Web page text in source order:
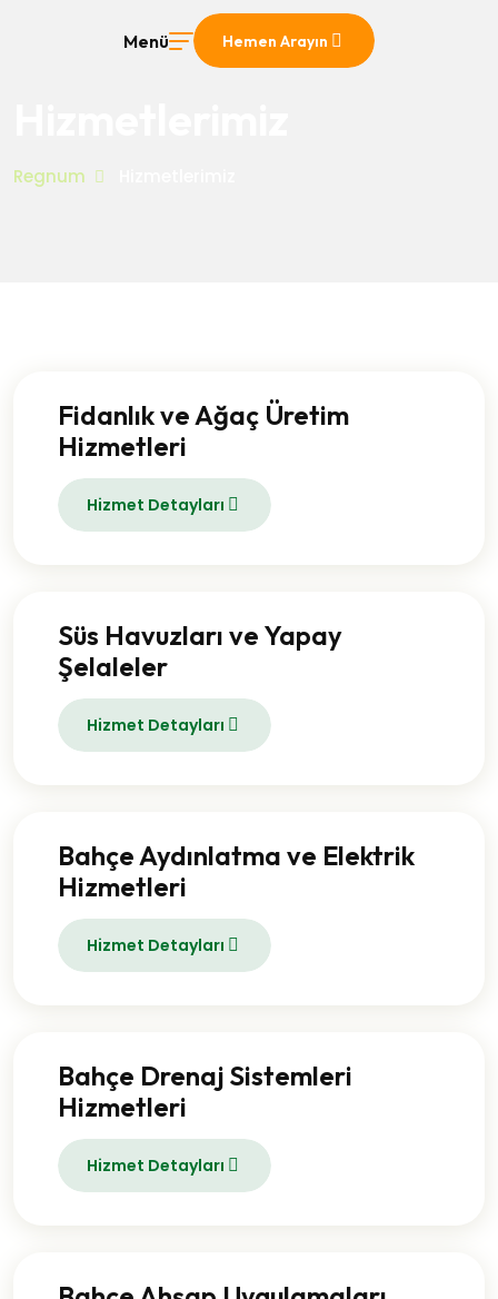
Menü Hemen Arayın
Regnum
Fidanlık ve Ağaç Üretim
Hizmetleri
Hizmet Detayları
Süs Havuzları ve Yapay
Şelaleler
Hizmet Detayları
Bahçe Aydınlatma ve Elektrik
Hizmetleri
Hizmet Detayları
Bahçe Drenaj Sistemleri
Hizmetleri
Hizmet Detayları